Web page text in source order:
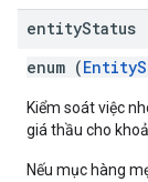
entityStatus
enum (
Kiểm soát việc
giá thầu cho
Nếu mục hàng